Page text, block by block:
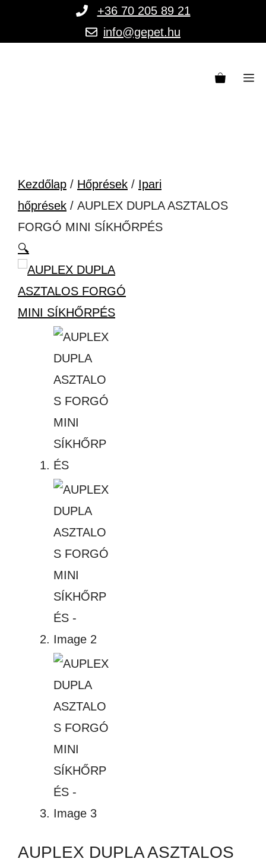
+36 70 205 89 21
info@gepet.hu
Kezdőlap / Hőprések / Ipari
hőprések / AUPLEX DUPLA ASZTALOS
FORGÓ MINI SÍKHŐRPÉS
🔍
AUPLEX DUPLA ASZTALOS